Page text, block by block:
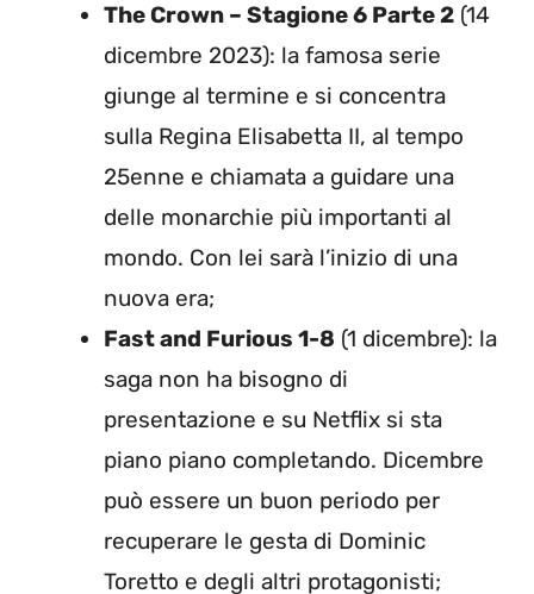
The Crown – Stagione 6 Parte 2 (14
dicembre 2023): la famosa serie
giunge al termine e si concentra
sulla Regina Elisabetta II, al tempo
25enne e chiamata a guidare una
delle monarchie più importanti al
mondo. Con lei sarà l’inizio di una
nuova era;
Fast and Furious 1-8 (1 dicembre): la
saga non ha bisogno di
presentazione e su Netflix si sta
piano piano completando. Dicembre
può essere un buon periodo per
recuperare le gesta di Dominic
Toretto e degli altri protagonisti;